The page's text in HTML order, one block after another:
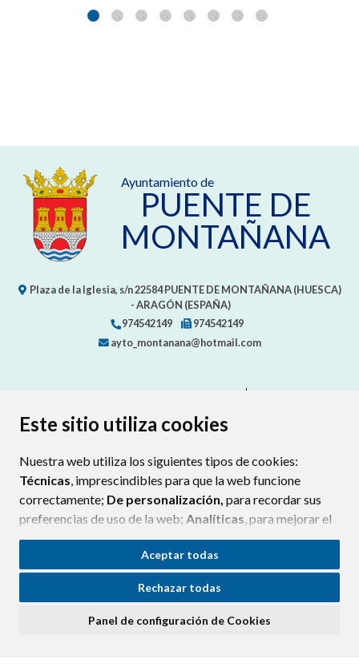
Este sitio utiliza cookies
Nuestra web utiliza los siguientes tipos de cookies:
Técnicas, imprescindibles para que la web funcione
correctamente; De personalización, para recordar sus
preferencias de uso de la web; Analíticas, para mejorar el
funcionamiento de la web y sus servicios.
Si acepta pulsando el botón“Aceptar todas”
consideramos que acepta su uso. Si pulsa el botón
ninguna acción, se guardarán las cookies técnicas
Aceptar todas
Rechazar todas
Panel de configuración de Cookies
Ayuntamiento de
PUENTE DE
MONTAÑANA
Plaza de la Iglesia, s/n22584 PUENTE DE MONTAÑANA (HUESCA)
- ARAGÓN (ESPAÑA)
974542149
974542149
ayto_montanana@hotmail.com
AVISO LEGAL
PROTECCIÓN DE DATOS
POLÍTICA DE COOKIES